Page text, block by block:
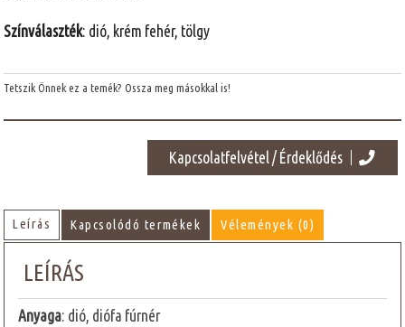
Színválaszték: dió, krém fehér, tölgy
Tetszik Önnek ez a temék? Ossza meg másokkal is!
Kapcsolatfelvétel / Érdeklődés
Leírás Kapcsolódó termékek Vélemények (0)
LEÍRÁS
Anyaga: dió, diófa fúrnér